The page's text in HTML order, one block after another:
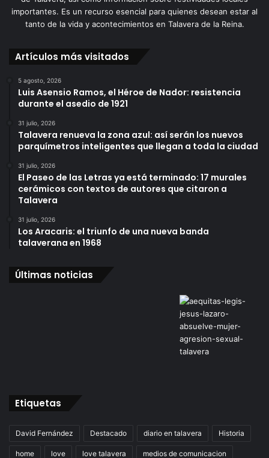
importantes. Es un recurso esencial para quienes desean estar al
tanto de la vida y acontecimientos en Talavera de la Reina.
Artículos más visitados
5 agosto, 2026
Luis Asensio Ramos, el Héroe de Nador: resistencia
durante el asedio de 1921
31 julio, 2026
Talavera renueva la zona azul: así serán los nuevos
parquímetros inteligentes que llegan a toda la ciudad
31 julio, 2026
El Paseo de las Letras ya está terminado: 17 murales
cerámicos con textos de autores que citaron a
Talavera
31 julio, 2026
Los Aracaris: el triunfo de una nueva banda
talaverana en 1968
Últimas noticias
Etiquetas
David Fernández Destacado diario en talavera Historia
home love love talavera medios de comunicacion